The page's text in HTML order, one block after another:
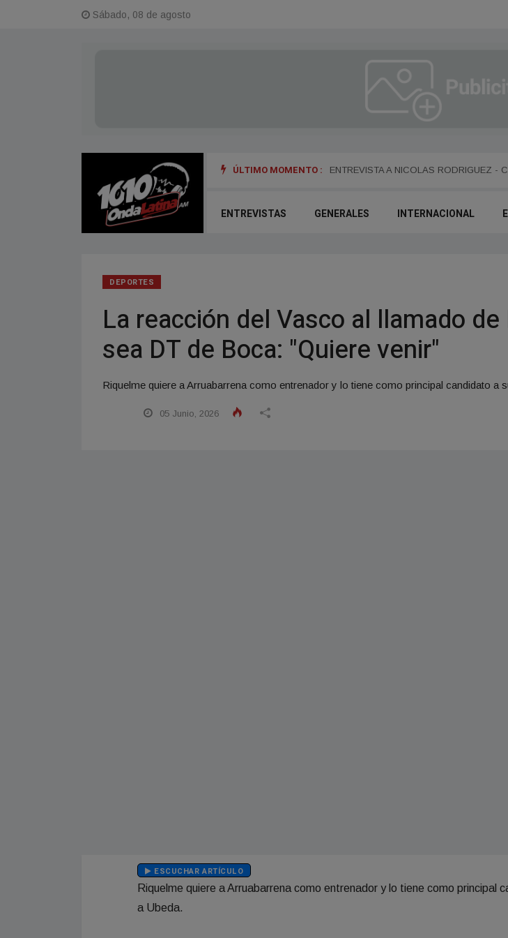
Sábado, 08 de agosto
ÚLTIMO MOMENTO : ENTREVISTA A DANIEL
ENTREVISTAS GENERALES INTERNACIONAL
DEPORTES
La reacción del Vasco al llamado
sea DT de Boca: "Quiere venir"
Riquelme quiere a Arruabarrena como entrenador y lo tiene como principal candidato a
05 Junio, 2026
ESCUCHAR ARTÍCULO
Riquelme quiere a Arruabarrena como entrenador y lo tiene como principal
a Ubeda.